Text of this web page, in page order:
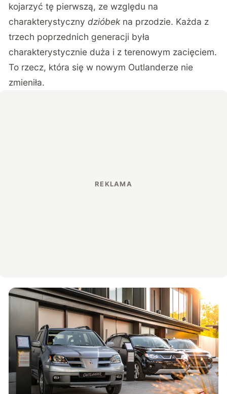
kojarzyć tę pierwszą, ze względu na
charakterystycznydzióbekna przodzie. Każda z
trzech poprzednich generacji była
charakterystycznie duża i z terenowym zacięciem.
To rzecz, która się w nowym Outlanderze nie
zmieniła.